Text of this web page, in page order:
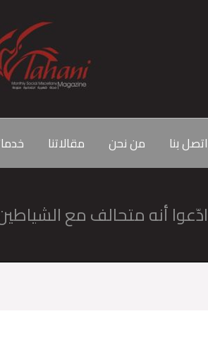
مقالاتنا من نحن اتصل بنا
أنه متحالف مع